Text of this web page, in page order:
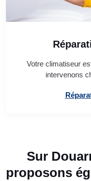
Votre climatiseur
intervenons
Sur
proposons